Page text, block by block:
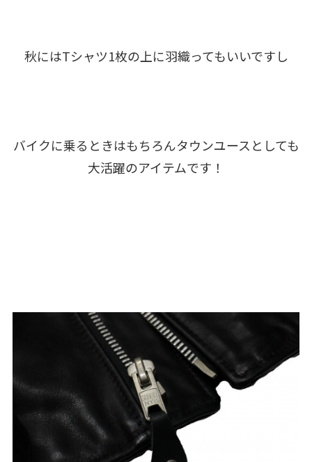
秋にはTシャツ1枚の上に羽織ってもいいですし
バイクに乗るときはもちろんタウンユースとしても
大活躍のアイテムです！